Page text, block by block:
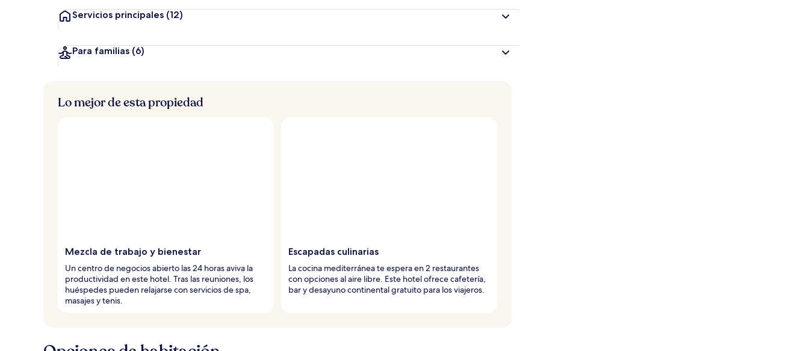
t
a
Servicios principales (12)
Para familias (6)
Lo mejor de esta propiedad
Mezcla de trabajo y bienestar
Un centro de negocios abierto las 24 horas aviva la
productividad en este hotel. Tras las reuniones, los
huéspedes pueden relajarse con servicios de spa,
masajes y tenis.
Escapadas culinarias
La cocina mediterránea te espera en 2 restaurantes
con opciones al aire libre. Este hotel ofrece cafetería,
bar y desayuno continental gratuito para los viajeros.